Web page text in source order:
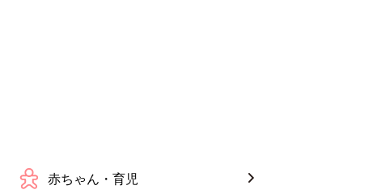
赤ちゃん・育児